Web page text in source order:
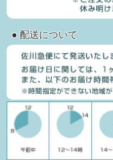
● 配送について